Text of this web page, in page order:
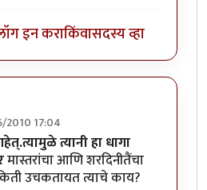
इन कराकिंवासदस्य व्हा
2010 17:04
, इंटरनेट प्रेमी हे एकbyवेताळ
त्यानी हा धागा
मास्तरांचा आणि शरदिनीतैंचा
उचकतायत त्याचे काय?